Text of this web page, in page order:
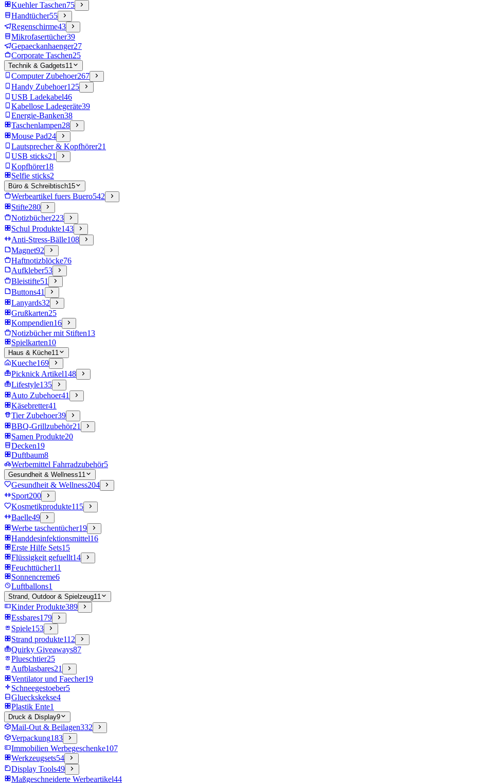
Kuehler Taschen75
Handtücher55
Regenschirme43
Mikrofasertücher39
Gepaeckanhaenger27
Corporate Taschen25
Technik & Gadgets11
Computer Zubehoer267
Handy Zubehoer125
USB Ladekabel46
Kabellose Ladegeräte39
Energie-Banken38
Taschenlampen28
Mouse Pad24
Lautsprecher & Kopfhörer21
USB sticks21
Kopfhörer18
Selfie sticks2
Büro & Schreibtisch15
Werbeartikel fuers Buero542
Stifte280
Notizbücher223
Schul Produkte143
Anti-Stress-Bälle108
Magnet92
Haftnotizblöcke76
Aufkleber53
Bleistifte51
Buttons41
Lanyards32
Grußkarten25
Kompendien16
Notizbücher mit Stiften13
Spielkarten10
Haus & Küche11
Kueche169
Picknick Artikel148
Lifestyle135
Auto Zubehoer41
Käsebretter41
Tier Zubehoer39
BBQ-Grillzubehör21
Samen Produkte20
Decken19
Duftbaum8
Werbemittel Fahrradzubehör5
Gesundheit & Wellness11
Gesundheit & Wellness204
Sport200
Kosmetikprodukte115
Baelle49
Werbe taschentücher19
Handdesinfektionsmittel16
Erste Hilfe Sets15
Flüssigkeit gefuellt14
Feuchttücher11
Sonnencreme6
Luftballons1
Strand, Outdoor & Spielzeug11
Kinder Produkte389
Essbares179
Spiele153
Strand produkte112
Quirky Giveaways87
Plueschtier25
Aufblasbares21
Ventilator und Faecher19
Schneegestoeber5
Glueckskekse4
Plastik Ente1
Druck & Display9
Mail-Out & Beilagen332
Verpackung183
Immobilien Werbegeschenke107
Werkzeugsets54
Display Tools49
Maßgeschneiderte Werbeartikel44